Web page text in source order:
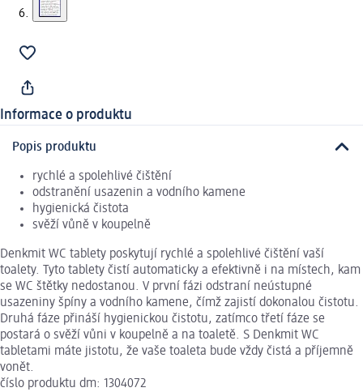
Informace o produktu
Popis produktu
rychlé a spolehlivé čištění
odstranění usazenin a vodního kamene
hygienická čistota
svěží vůně v koupelně
Denkmit WC tablety poskytují rychlé a spolehlivé čištění vaší
toalety. Tyto tablety čistí automaticky a efektivně i na místech, kam
se WC štětky nedostanou. V první fázi odstraní neústupné
usazeniny špíny a vodního kamene, čímž zajistí dokonalou čistotu.
Druhá fáze přináší hygienickou čistotu, zatímco třetí fáze se
postará o svěží vůni v koupelně a na toaletě. S Denkmit WC
tabletami máte jistotu, že vaše toaleta bude vždy čistá a příjemně
vonět.
číslo produktu dm: 1304072